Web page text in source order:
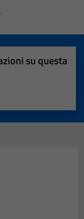
su questa